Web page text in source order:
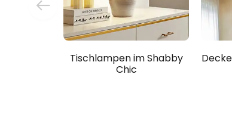
Tischlampen im Shabby
Chic